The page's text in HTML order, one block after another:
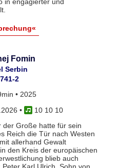
Fomin
Serbin
2
• 2025
•
10 10 10
der Große hatte für sein
Reich die Tür nach Westen
allerhand Gewalt
den Kreis der europäischen
blieb auch